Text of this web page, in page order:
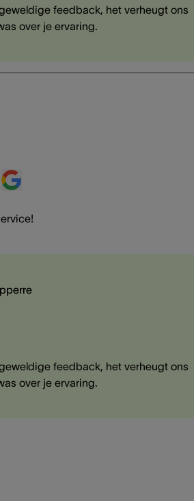
feedback, het verheugt ons
over je ervaring.
feedback, het verheugt ons
over je ervaring.